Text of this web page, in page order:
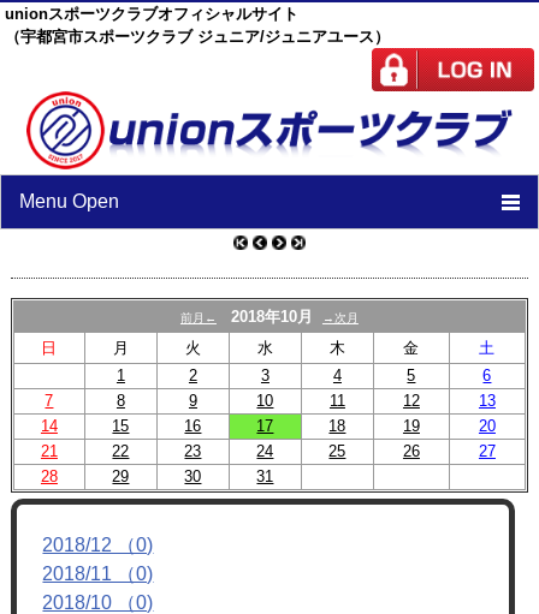
unionスポーツクラブオフィシャルサイト
（宇都宮市スポーツクラブ ジュニア/ジュニアユース）
Menu Open
TOP
ニュース
スケジュール
スタッフ
施設紹介
チーム紹介
前月← 2018年10月 →次月
日 月 火 水 木 金
土
1
2 3 4 5
6
7
8 9 10 11 12
13
14
15 16 17 18 19
20
21
22 23 24 25 26
27
28
29 30 31
2018/12 （0)
2018/11 （0)
2018/10 （0)